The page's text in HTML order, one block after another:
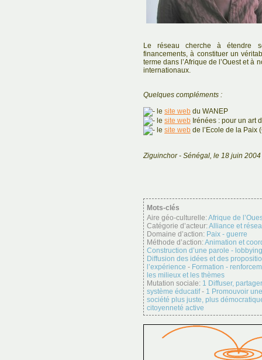
Le réseau cherche à étendre
financements, à constituer un
terme dans l’Afrique de l’Ouest et à
internationaux.
Quelques compléments :
le site web du WANEP
le site web Irénées : pour un art
le site web de l’Ecole de la Paix
Ziguinchor - Sénégal, le 18 juin 2004
Mots-clés
Aire géo-culturelle:Afrique de
Catégorie d’acteur:Alliance et
Domaine d’action: Paix - guerre
Méthode d’action:Animation et
Construction d’une parole - lobbying
Diffusion des idées et des
l’expérience - Formation -
les milieux et les thèmes
Mutation sociale: 1 Diffuser,
système éducatif- 1 Promouvoir
société plus juste, plus
citoyenneté active